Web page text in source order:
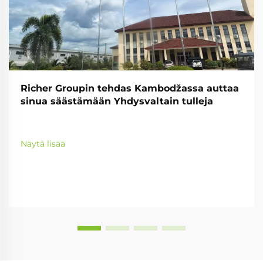
Richer Groupin tehdas Kambodžassa auttaa
sinua säästämään Yhdysvaltain tulleja
Näytä lisää